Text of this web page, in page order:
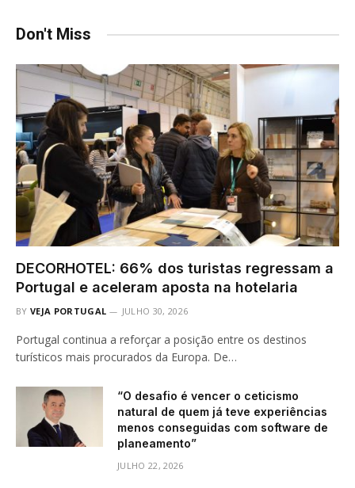
Don't Miss
DECORHOTEL: 66% dos turistas regressam a
Portugal e aceleram aposta na hotelaria
BY VEJA PORTUGAL JULHO 30, 2026
Portugal continua a reforçar a posição entre os destinos
turísticos mais procurados da Europa. De…
“O desafio é vencer o ceticismo
natural de quem já teve experiências
menos conseguidas com software de
planeamento”
JULHO 22, 2026